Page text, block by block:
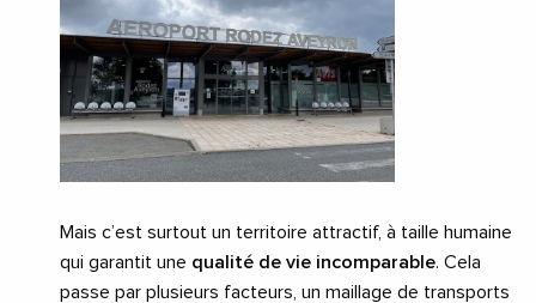
Mais c’est surtout un territoire attractif, à taille humaine
qui garantit une qualité de vie incomparable. Cela
passe par plusieurs facteurs, un maillage de transports